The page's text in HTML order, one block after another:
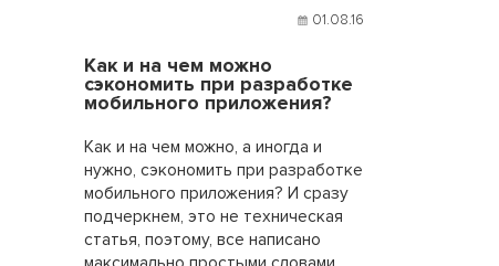
01.08.16
Как и на чем можно
сэкономить при разработке
мобильного приложения?
Как и на чем можно, а иногда и
нужно, сэкономить при разработке
мобильного приложения? И сразу
подчеркнем, это не техническая
статья, поэтому, все написано